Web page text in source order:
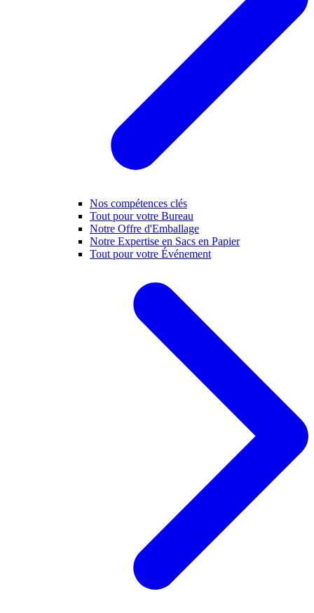
Nos compétences clés
Tout pour votre Bureau
Notre Offre d'Emballage
Notre Expertise en Sacs en Papier
Tout pour votre Événement